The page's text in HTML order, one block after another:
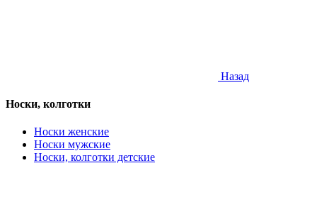
Назад
Носки, колготки
Носки женские
Носки мужские
Носки, колготки детские